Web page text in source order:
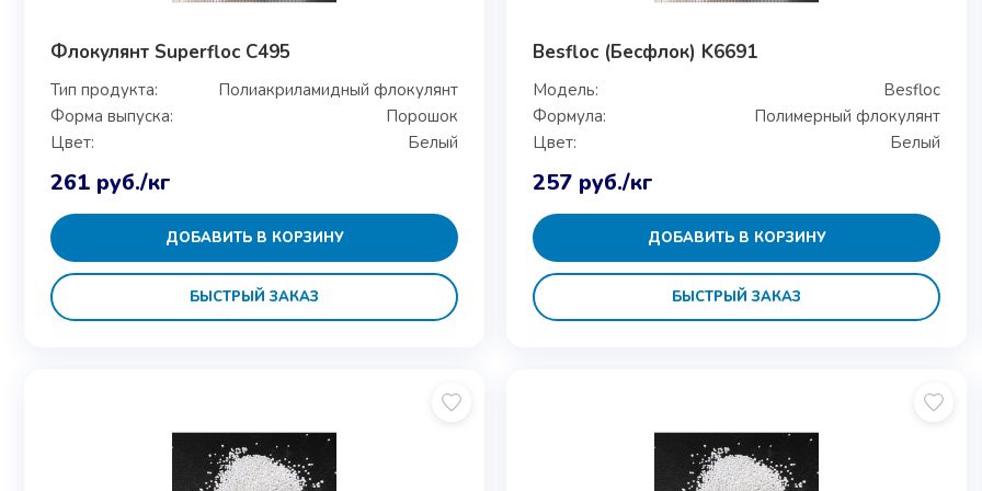
Флокулянт Superfloc C495
Тип продукта:
Полиакриламидный флокулянт
Форма выпуска:
Порошок
Цвет:
Белый
261 руб./кг
ДОБАВИТЬ В КОРЗИНУ
БЫСТРЫЙ ЗАКАЗ
Besfloc (Бесфлок) K6691
Модель:
Besfloc
Формула:
Полимерный флокулянт
Цвет:
Белый
257 руб./кг
ДОБАВИТЬ В КОРЗИНУ
БЫСТРЫЙ ЗАКАЗ